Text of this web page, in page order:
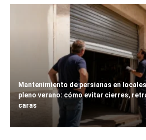
Mantenimiento de persianas en
pleno verano: cómo evitar cierres,
caras